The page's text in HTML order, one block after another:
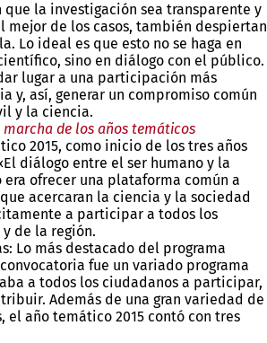
que la investigación sea transparente y
mejor de los casos, también despiertan
Lo ideal es que esto no se haga en
sino en diálogo con el público.
lugar a una participación más
y, así, generar un compromiso común
y la ciencia.
marcha de los años temáticos
2015, como inicio de los tres años
diálogo entre el ser humano y la
ofrecer una plataforma común a
acercaran la ciencia y la sociedad
a participar a todos los
de la región.
Lo más destacado del programa
fue un variado programa
a todos los ciudadanos a participar,
Además de una gran variedad de
el año temático 2015 contó con tres